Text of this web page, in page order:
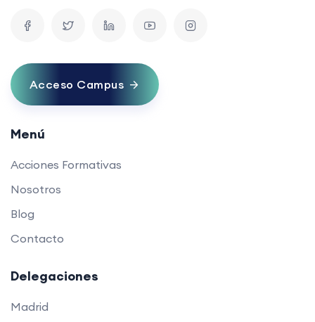
Acceso Campus
Menú
Acciones Formativas
Nosotros
Blog
Contacto
Delegaciones
Madrid